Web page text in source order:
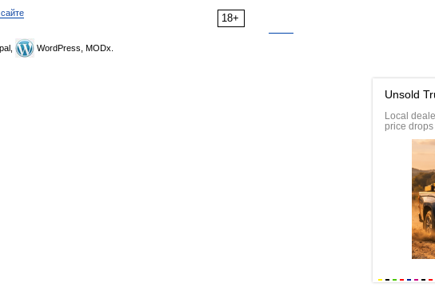
18+
WordPress, MODx.